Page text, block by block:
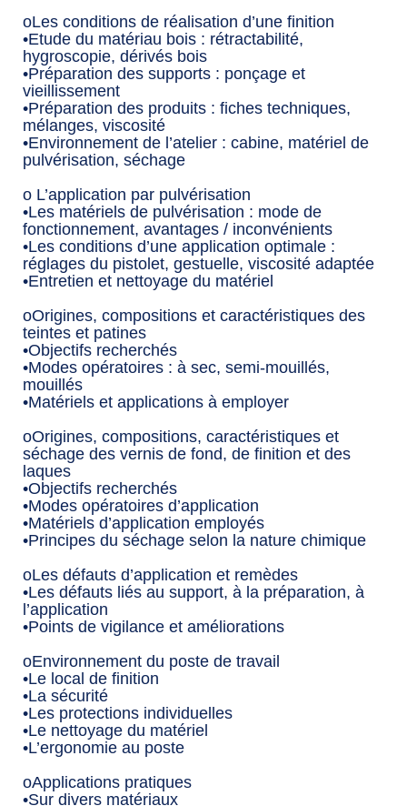
oLes conditions de réalisation d’une finition
•Etude du matériau bois : rétractabilité,
hygroscopie, dérivés bois
•Préparation des supports : ponçage et
vieillissement
•Préparation des produits : fiches techniques,
mélanges, viscosité
•Environnement de l’atelier : cabine, matériel de
pulvérisation, séchage
o L’application par pulvérisation
•Les matériels de pulvérisation : mode de
fonctionnement, avantages / inconvénients
•Les conditions d’une application optimale :
réglages du pistolet, gestuelle, viscosité adaptée
•Entretien et nettoyage du matériel
oOrigines, compositions et caractéristiques des
teintes et patines
•Objectifs recherchés
•Modes opératoires : à sec, semi-mouillés,
mouillés
•Matériels et applications à employer
oOrigines, compositions, caractéristiques et
séchage des vernis de fond, de finition et des
laques
•Objectifs recherchés
•Modes opératoires d’application
•Matériels d’application employés
•Principes du séchage selon la nature chimique
oLes défauts d’application et remèdes
•Les défauts liés au support, à la préparation, à
l’application
•Points de vigilance et améliorations
oEnvironnement du poste de travail
•Le local de finition
•La sécurité
•Les protections individuelles
•Le nettoyage du matériel
•L’ergonomie au poste
oApplications pratiques
•Sur divers matériaux